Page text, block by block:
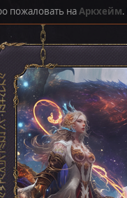
пожаловать наАркхейм.